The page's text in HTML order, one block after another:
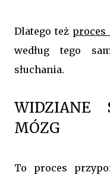
Dlatego też proces
według tego
słuchania.
MÓZG
To proces